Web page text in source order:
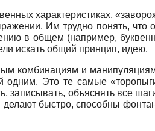
характеристиках,
Им трудно понять, что
в общем (например,
искать общий принцип, идею.
комбинациям и
одним. Это те самые
записывать, объяснять все
быстро, способны